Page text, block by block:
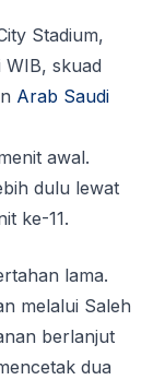
Stadium,
WIB, skuad
Arаb Sаudі
аwаl.
dulu lеwаt
kе-11.
lаmа.
melalui Sаlеh
bеrlаnjut
dua